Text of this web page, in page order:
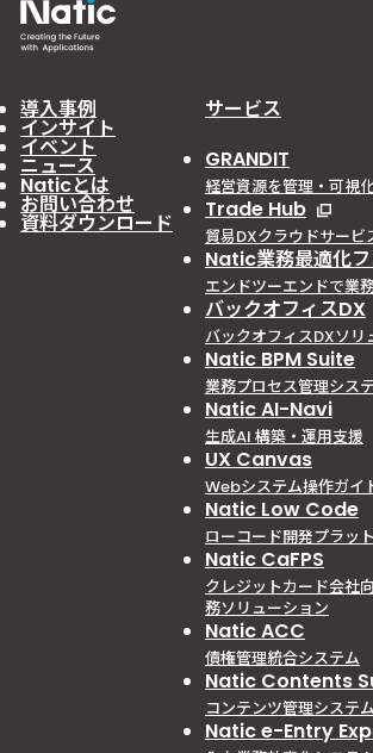
導入事例
インサイト
イベント
ニュース
Naticとは
お問い合わせ
資料ダウンロード
サービス
GRANDIT
経営資源を管理・可視
Trade Hub
貿易DXクラウドサービ
Natic業務最適化
エンドツーエンドで業
バックオフィスDX
バックオフィスDXソリ
Natic BPM Suite
業務プロセス管理シス
Natic AI-Navi
生成AI 構築・運用支援
UX Canvas
Webシステム操作ガイ
Natic Low Code
ローコード開発プラッ
Natic CaFPS
クレジットカード会社
務ソリューション
Natic ACC
債権管理統合システム
Natic Contents
コンテンツ管理システム
Natic e-Entry